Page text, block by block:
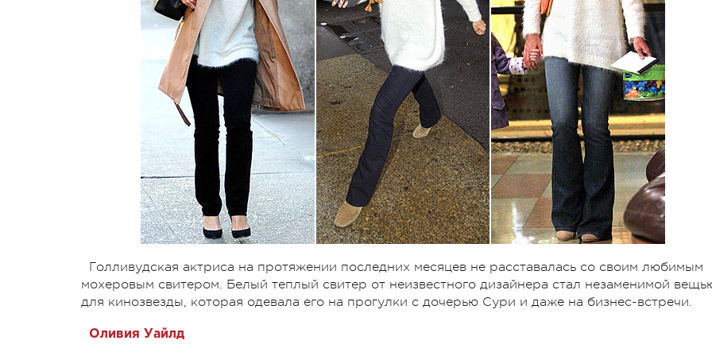
Голливудская актриса на протяжении последних месяцев не расставалась со своим любимым
мохеровым свитером. Белый теплый свитер от неизвестного дизайнера стал незаменимой
для кинозвезды, которая одевала его на прогулки с дочерью Сури и даже на бизнес-встречи.
Оливия Уайлд